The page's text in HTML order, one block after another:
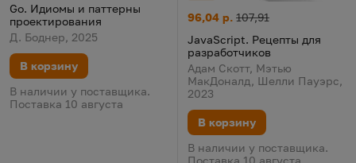
Go. Идиомы и паттерны
проектирования
Д. Боднер, 2025
В корзину
В наличии у поставщика.
Поставка 10 августа
JavaScript. Рецепты для
Цена:
96,04 р.
Старая цена:
107,91
JavaScript. Рецепты для
разработчиков
Адам Скотт, Мэтью
МакДоналд, Шелли Пауэрс,
2023
В корзину
В наличии у поставщика.
Поставка 10 августа